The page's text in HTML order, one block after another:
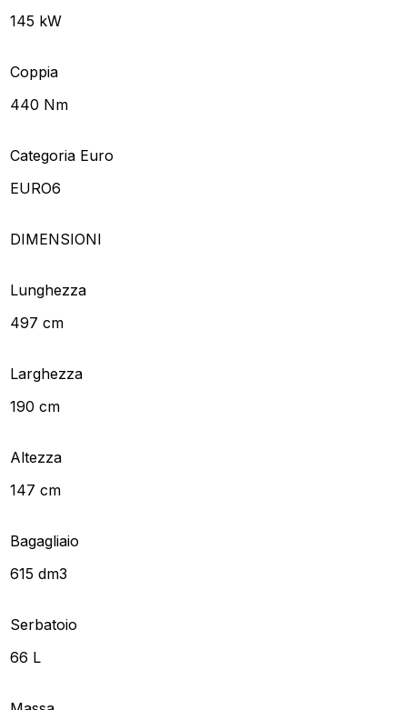
145 kW
Coppia
440 Nm
Categoria Euro
EURO6
DIMENSIONI
Lunghezza
497 cm
Larghezza
190 cm
Altezza
147 cm
Bagagliaio
615 dm3
Serbatoio
66 L